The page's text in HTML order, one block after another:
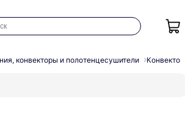
конвекторы и полотенцесушители